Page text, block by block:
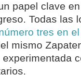
papel clave
Todas las
tres en
mismo